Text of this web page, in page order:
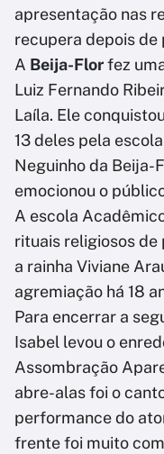
apresentação nas
recupera depois de
A Beija-Florfez
Luiz Fernando
Laíla. Ele
13 deles pela
Neguinho da Beija-
emocionou o
A escola
rituais religiosos
a rainha Viviane
agremiação há 18
Para encerrar a
Isabel levou o
Assombração
abre-alas foi o
performance do
frente foi muito